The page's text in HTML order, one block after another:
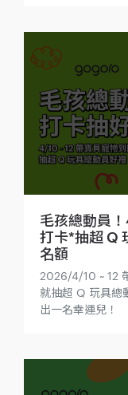
毛孩總動員
打卡*抽超 Q
名額
2026/4/10 ~ 12
就抽超 Q 玩具總
出一名幸運兒！